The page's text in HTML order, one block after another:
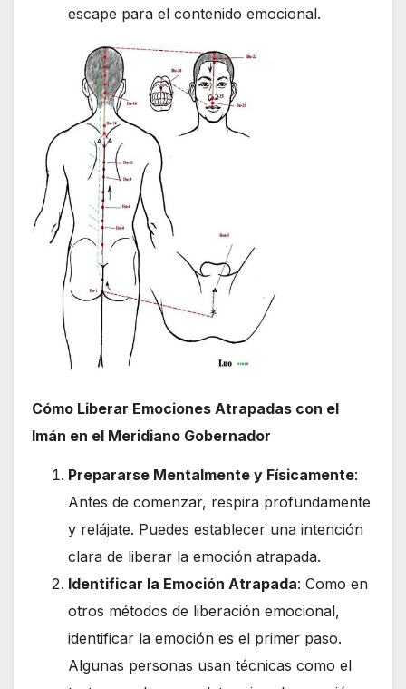
escape para el contenido emocional.
Cómo Liberar Emociones Atrapadas con el
Imán en el Meridiano Gobernador
Prepararse Mentalmente y Físicamente:
Antes de comenzar, respira profundamente
y relájate. Puedes establecer una intención
clara de liberar la emoción atrapada.
Identificar la Emoción Atrapada: Como en
otros métodos de liberación emocional,
identificar la emoción es el primer paso.
Algunas personas usan técnicas como el